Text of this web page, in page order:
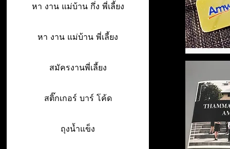
หา งาน แม่บ้าน กึ่ง พี่เลี้ยง
หา งาน แม่บ้าน พี่เลี้ยง
สมัครงานพี่เลี้ยง
สติ๊กเกอร์ บาร์ โค้ด
ถุงน้ำแข็ง